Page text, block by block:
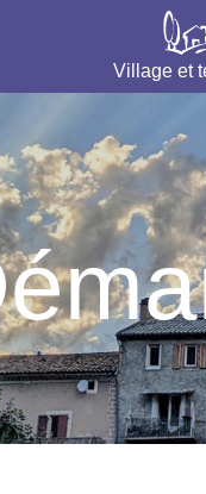
Village et